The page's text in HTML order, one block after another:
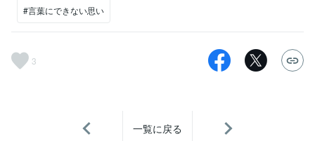
#言葉にできない思い
3
一覧に戻る